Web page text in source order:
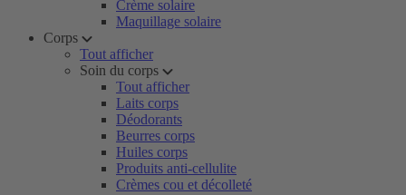
Crème solaire
Maquillage solaire
Corps
Tout afficher
Soin du corps
Tout afficher
Laits corps
Déodorants
Beurres corps
Huiles corps
Produits anti-cellulite
Crèmes cou et décolleté